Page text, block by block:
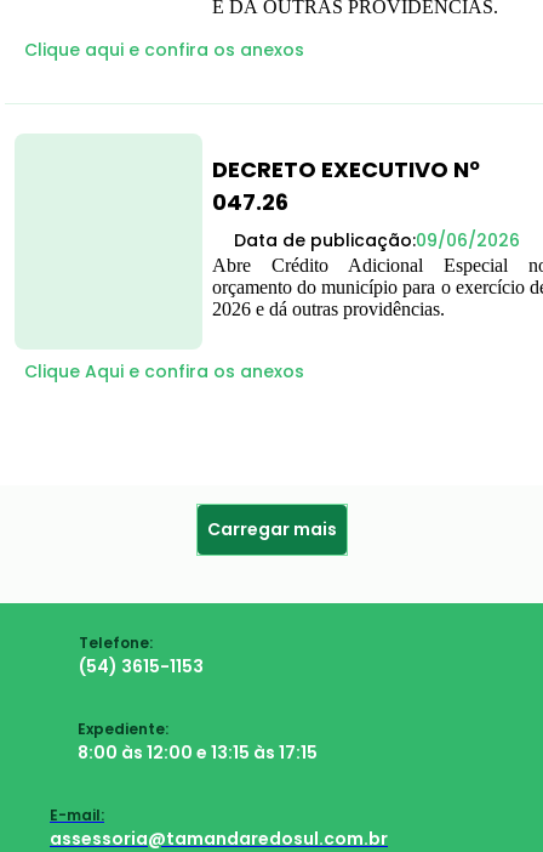
E DÁ OUTRAS PROVIDÊNCIAS.
Clique aqui e confira os anexos
DECRETO EXECUTIVO Nº
047.26
Data de publicação:09/06/2026
Abre Crédito Adicional Especial
orçamento do município para o exercício
2026 e dá outras providências.
Clique Aqui e confira os anexos
Carregar mais
Telefone:
(54) 3615-1153
Expediente:
8:00 às 12:00 e 13:15 às 17:15
E-mail:
assessoria@tamandaredosul.com.br